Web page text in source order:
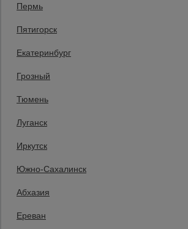
Пермь
Пятигорск
Екатеринбург
Грозный
Тюмень
Луганск
Иркутск
Южно-Сахалинск
Абхазия
Ереван
Заказать звонок
бесплатно по России
+994 55 388 22 82
Заказать звонок
Пн.-Пт. 9:00 - 18:00 Сб. 10:00-14:00 Вс.
Принимаем к оплате
Все права защищены и охраняются законом.
«Промышленник» Продажа строительных